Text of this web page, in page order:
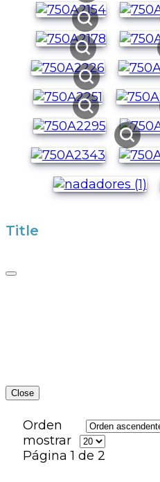
Title
Close
Orden
mostrar
Página 1 de 2